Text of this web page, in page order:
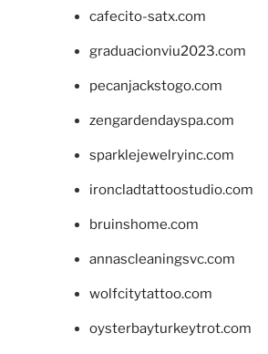
cafecito-satx.com
graduacionviu2023.com
pecanjackstogo.com
zengardendayspa.com
sparklejewelryinc.com
ironcladtattoostudio.com
bruinshome.com
annascleaningsvc.com
wolfcitytattoo.com
oysterbayturkeytrot.com